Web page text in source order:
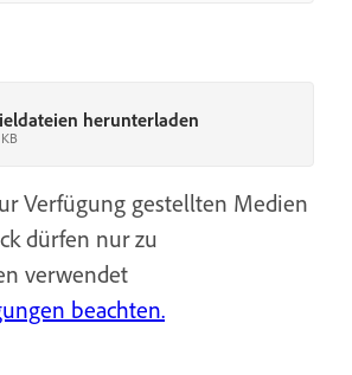
herunterladen
Verfügung gestellten Medien
dürfen nur zu
verwendet
beachten.